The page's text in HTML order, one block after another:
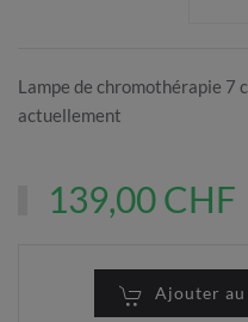
Lampe de chromothérapie 7
actuellement
139,00 CHF
Ajouter au